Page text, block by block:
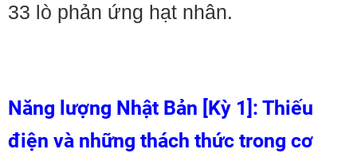
33 lò phản ứng hạt nhân.
Năng lượng Nhật Bản [Kỳ 1]: Thiếu
điện và những thách thức trong cơ